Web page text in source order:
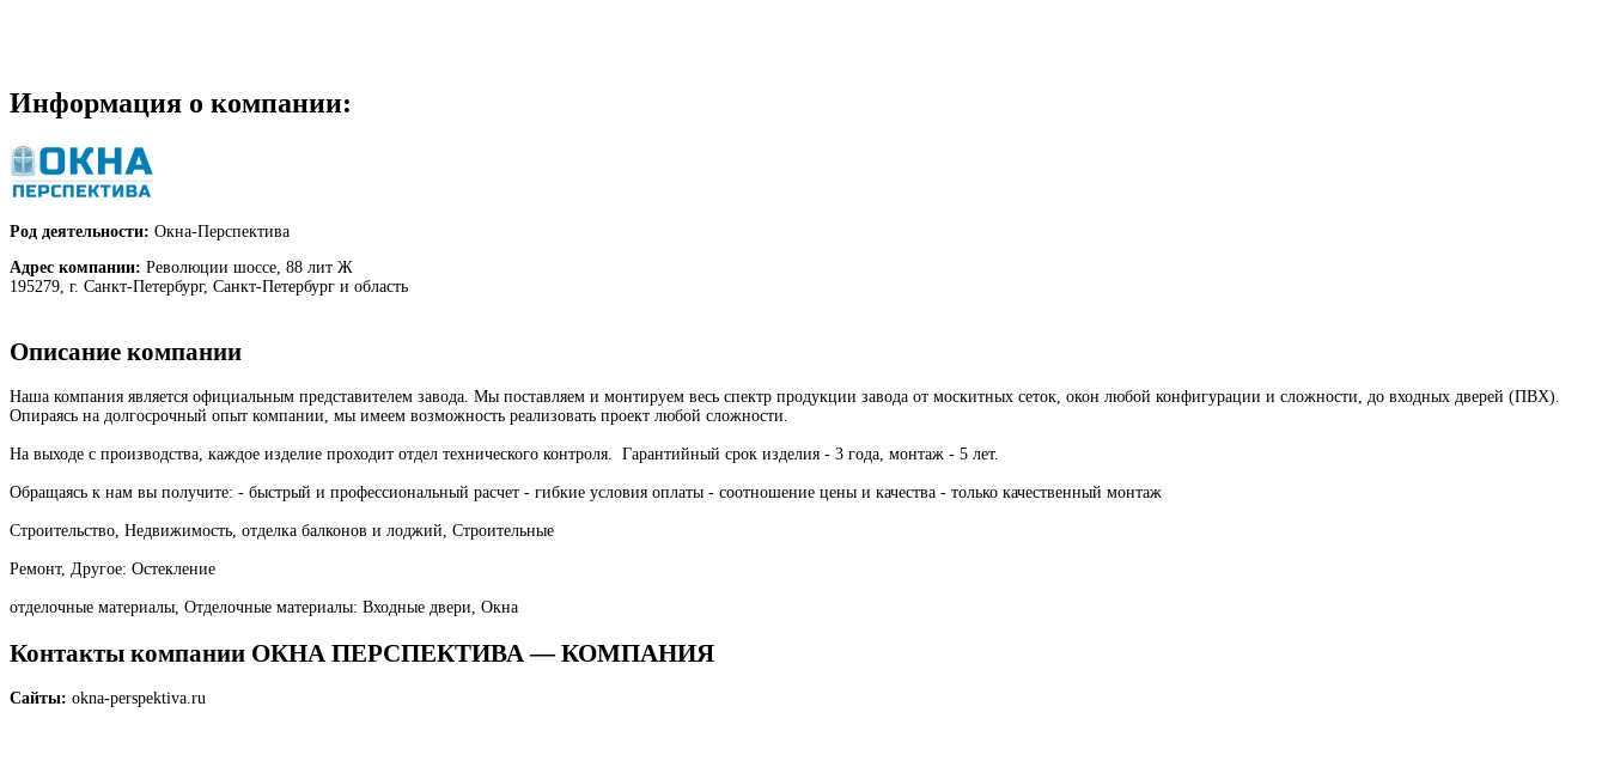
Информация о компании:
Род деятельности: Окна-Перспектива
Адрес компании: Революции шоссе, 88 лит Ж
195279, г. Санкт-Петербург, Санкт-Петербург и область
Описание компании
Наша компания является официальным представителем завода. Мы поставляем и монтируем весь спектр продукции завода от москитных сеток, окон любой конфигурации и сложности, до входных дверей (ПВХ).
Опираясь на долгосрочный опыт компании, мы имеем возможность реализовать проект любой сложности.
На выходе с производства, каждое изделие проходит отдел технического контроля. Гарантийный срок изделия - 3 года, монтаж - 5 лет.
Обращаясь к нам вы получите: - быстрый и профессиональный расчет - гибкие условия оплаты - соотношение цены и качества - только качественный монтаж
Строительство, Недвижимость, отделка балконов и лоджий, Строительные
Ремонт, Другое: Остекление
отделочные материалы, Отделочные материалы: Входные двери, Окна
Контакты компании ОКНА ПЕРСПЕКТИВА — КОМПАНИЯ
Сайты: okna-perspektiva.ru